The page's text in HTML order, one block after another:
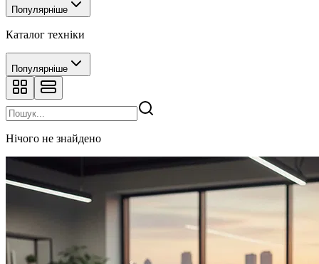
Популярніше
Каталог техніки
Популярніше
Нічого не знайдено